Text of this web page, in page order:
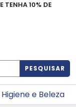
TENHA 10% DE
PESQUISAR
Higiene e Beleza